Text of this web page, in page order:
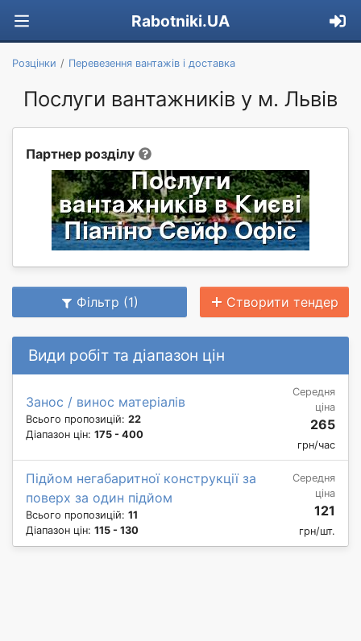
Rabotniki.UA
Розцінки Перевезення вантажів і доставка
Послуги вантажників у м. Львів
Партнер розділу
Фільтр (1) Створити тендер
Види робіт та діапазон цін
Занос / винос матеріалів
Всього пропозицій: 22
Діапазон цін: 175 - 400
Середня
ціна
265
грн/час
Підйом негабаритної конструкції за
поверх за один підйом
Всього пропозицій: 11
Діапазон цін: 115 - 130
Середня
ціна
121
грн/шт.